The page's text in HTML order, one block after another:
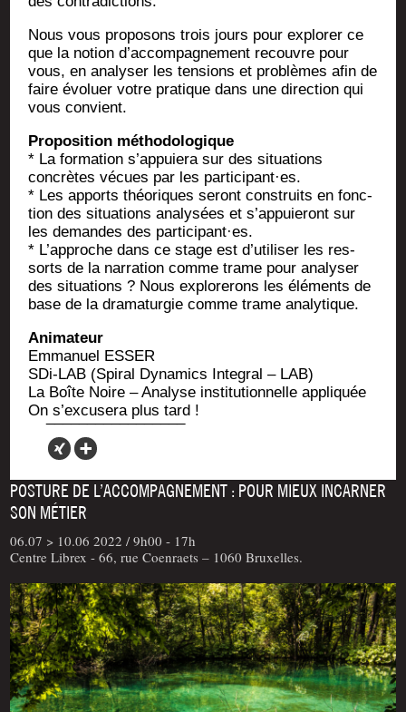
Nous vous pro­po­sons trois jours pour explo­rer ce
que la notion d’accompagnement recouvre pour
vous, en ana­ly­ser les ten­sions et pro­blèmes afin de
faire évo­luer votre pra­tique dans une direc­tion qui
vous convient.
Pro­po­si­tion méthodologique
* La for­ma­tion s’appuiera sur des situa­tions
concrètes vécues par les participant·es.
* Les apports théo­riques seront construits en fonc­
tion des situa­tions ana­ly­sées et s’appuieront sur
les demandes des participant·es.
* L’approche dans ce stage est d’utiliser les res­
sorts de la nar­ra­tion comme trame pour ana­ly­ser
des situa­tions ? Nous explo­re­rons les élé­ments de
base de la dra­ma­tur­gie comme trame analytique.
Ani­ma­teur
Emma­nuel ESSER
SDi-LAB (Spi­ral Dyna­mics Inte­gral – LAB)
La Boîte Noire – Ana­lyse ins­ti­tu­tion­nelle appliquée
On s’excusera plus tard !
POSTURE DE L’ACCOMPAGNEMENT : POUR MIEUX INCARNER
SON MÉTIER
06.07 > 10.06 2022 /9h00 - 17h
Centre Librex - 66, rue Coenraets – 1060 Bruxelles.